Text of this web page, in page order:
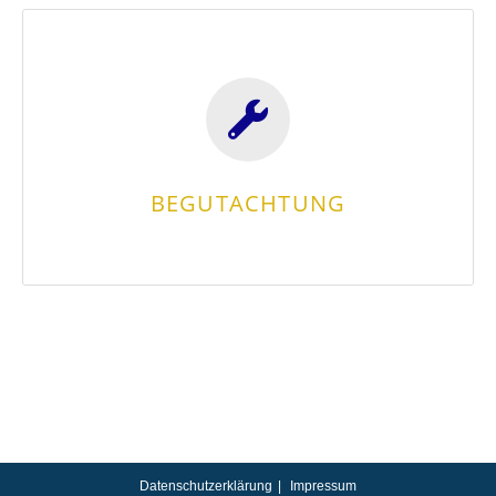
BEGUTACHTUNG
Photovoltaik-Anlagen? Profitieren Sie von unseren
Partnern!
Datenschutzerklärung Impressum